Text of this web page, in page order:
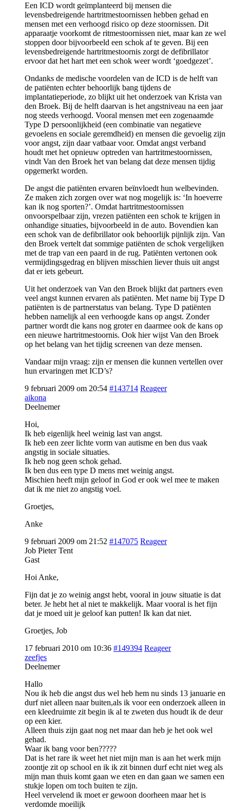
Een ICD wordt geïmplanteerd bij mensen die
levensbedreigende hartritmestoornissen hebben gehad en
mensen met een verhoogd risico op deze stoornissen. Dit
apparaatje voorkomt de ritmestoornissen niet, maar kan ze wel
stoppen door bijvoorbeeld een schok af te geven. Bij een
levensbedreigende hartritmestoornis zorgt de defibrillator
ervoor dat het hart met een schok weer wordt ‘goedgezet’.
Ondanks de medische voordelen van de ICD is de helft van
de patiënten echter behoorlijk bang tijdens de
implantatieperiode, zo blijkt uit het onderzoek van Krista van
den Broek. Bij de helft daarvan is het angstniveau na een jaar
nog steeds verhoogd. Vooral mensen met een zogenaamde
Type D persoonlijkheid (een combinatie van negatieve
gevoelens en sociale geremdheid) en mensen die gevoelig zijn
voor angst, zijn daar vatbaar voor. Omdat angst verband
houdt met het opnieuw optreden van hartritmestoornissen,
vindt Van den Broek het van belang dat deze mensen tijdig
opgemerkt worden.
De angst die patiënten ervaren beïnvloedt hun welbevinden.
Ze maken zich zorgen over wat nog mogelijk is: ‘In hoeverre
kan ik nog sporten?’. Omdat hartritmestoornissen
onvoorspelbaar zijn, vrezen patiënten een schok te krijgen in
onhandige situaties, bijvoorbeeld in de auto. Bovendien kan
een schok van de defibrillator ook behoorlijk pijnlijk zijn. Van
den Broek vertelt dat sommige patiënten de schok vergelijken
met de trap van een paard in de rug. Patiënten vertonen ook
vermijdingsgedrag en blijven misschien liever thuis uit angst
dat er iets gebeurt.
Uit het onderzoek van Van den Broek blijkt dat partners even
veel angst kunnen ervaren als patiënten. Met name bij Type D
patiënten is de partnerstatus van belang. Type D patiënten
hebben namelijk al een verhoogde kans op angst. Zonder
partner wordt die kans nog groter en daarmee ook de kans op
een nieuwe hartritmestoornis. Ook hier wijst Van den Broek
op het belang van het tijdig screenen van deze mensen.
Vandaar mijn vraag: zijn er mensen die kunnen vertellen over
hun ervaringen met ICD’s?
9 februari 2009 om 20:54 #143714 Reageer
aikona
Deelnemer
Hoi,
Ik heb eigenlijk heel weinig last van angst.
Ik heb een zeer lichte vorm van autisme en ben dus vaak
angstig in sociale situaties.
Ik heb nog geen schok gehad.
Ik ben dus een type D mens met weinig angst.
Mischien heeft mijn geloof in God er ook wel mee te maken
dat ik me niet zo angstig voel.
Groetjes,
Anke
9 februari 2009 om 21:52 #147075 Reageer
Job Pieter Tent
Gast
Hoi Anke,
Fijn dat je zo weinig angst hebt, vooral in jouw situatie is dat
beter. Je hebt het al niet te makkelijk. Maar vooral is het fijn
dat je moed uit je geloof kan putten! Ik kan dat niet.
Groetjes, Job
17 februari 2010 om 10:36 #149394 Reageer
zeefjes
Deelnemer
Hallo
Nou ik heb die angst dus wel heb hem nu sinds 13 januarie en
durf niet alleen naar buiten,als ik voor een onderzoek alleen in
een kleedruimte zit begin ik al te zweten dus houdt ik de deur
op een kier.
Alleen thuis zijn gaat nog net maar dan heb je het ook wel
gehad.
Waar ik bang voor ben?????
Dat is het rare ik weet het niet mijn man is aan het werk mijn
zoontje zit op school en ik ik zit binnen durf echt niet weg als
mijn man thuis komt gaan we eten en dan gaan we samen een
stukje lopen om toch buiten te zijn.
Heel vervelend ik moet er gewoon doorheen maar het is
verdomde moeilijk